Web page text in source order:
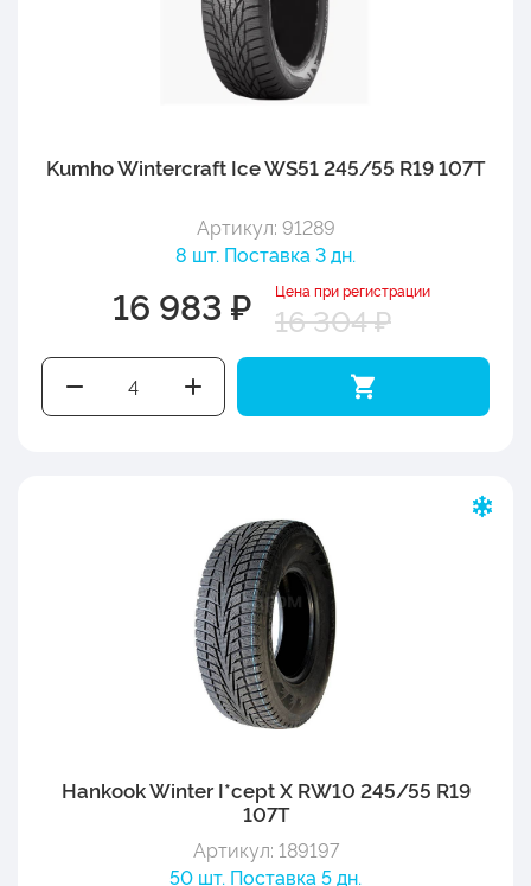
Kumho Wintercraft Ice WS51 245/55 R19 107T
Артикул: 91289
8 шт. Поставка 3 дн.
16 983 ₽ Цена при регистрации
16 304 ₽
Hankook Winter I*cept X RW10 245/55 R19
107T
Артикул: 189197
50 шт. Поставка 5 дн.